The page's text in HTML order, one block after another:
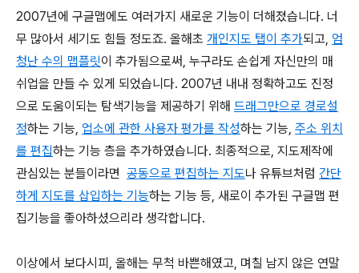
2007년에 구글맵에도 여러가지 새로운 기능이 더해졌습니다. 너
무 많아서 세기도 힘들 정도죠. 올해초 개인지도 탭이 추가되고, 엄
청난 수의 맵플릿이 추가됨으로써, 누구라도 손쉽게 자신만의 매
쉬업을 만들 수 있게 되었습니다. 2007년 내내 정확하고도 진정
으로 도움이되는 탐색기능을 제공하기 위해 드래그만으로 경로설
정하는 기능, 업소에 관한 사용자 평가를 작성하는 기능, 주소 위치
를 편집하는 기능 층을 추가하였습니다. 최종적으로, 지도제작에
관심있는 분들이라면 공동으로 편집하는 지도나 유튜브처럼 간단
하게 지도를 삽입하는 기능하는 기능 등, 새로이 추가된 구글맵 편
집기능을 좋아하셨으리라 생각합니다.
이상에서 보다시피, 올해는 무척 바쁜해였고, 며칠 남지 않은 연말